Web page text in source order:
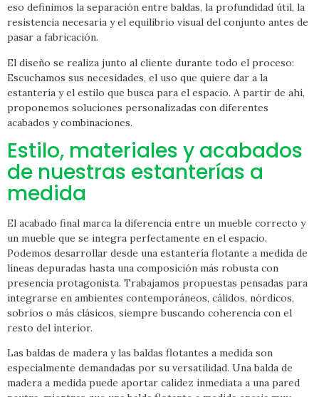
eso definimos la separación entre baldas, la profundidad útil, la
resistencia necesaria y el equilibrio visual del conjunto antes de
pasar a fabricación.
El diseño se realiza junto al cliente durante todo el proceso:
Escuchamos sus necesidades, el uso que quiere dar a la
estantería y el estilo que busca para el espacio. A partir de ahí,
proponemos soluciones personalizadas con diferentes
acabados y combinaciones.
Estilo, materiales y acabados
de nuestras estanterías a
medida
El acabado final marca la diferencia entre un mueble correcto y
un mueble que se integra perfectamente en el espacio.
Podemos desarrollar desde una estantería flotante a medida de
líneas depuradas hasta una composición más robusta con
presencia protagonista. Trabajamos propuestas pensadas para
integrarse en ambientes contemporáneos, cálidos, nórdicos,
sobrios o más clásicos, siempre buscando coherencia con el
resto del interior.
Las baldas de madera y las baldas flotantes a medida son
especialmente demandadas por su versatilidad. Una balda de
madera a medida puede aportar calidez inmediata a una pared